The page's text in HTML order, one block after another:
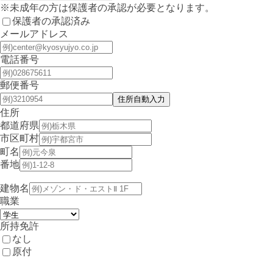
※未成年の方は保護者の承認が必要となります。
保護者の承認済み
メールアドレス
電話番号
郵便番号
住所
都道府県
市区町村
町名
番地
建物名
職業
所持免許
なし
原付